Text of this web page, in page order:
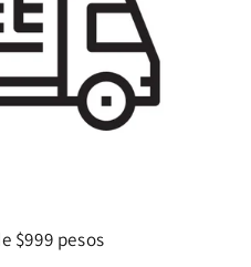
$999 pesos